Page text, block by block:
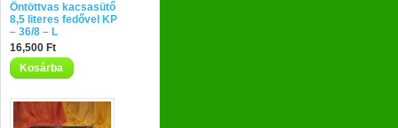
Öntöttvas kacsasütő
8,5 literes fedővel KP
– 36/8 – L
16,500 Ft
Kosárba